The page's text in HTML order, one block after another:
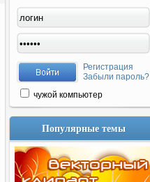
Регистрация
Забыли пароль?
чужой компьютер
Популярные темы